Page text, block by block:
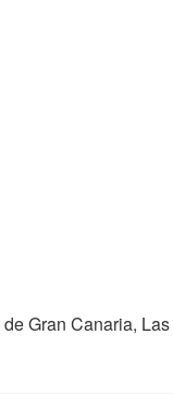
Gran Canaria, Las